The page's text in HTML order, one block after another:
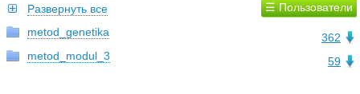
☰ Пользователи
Развернуть все
362
metod_genetika
59
metod_modul_3